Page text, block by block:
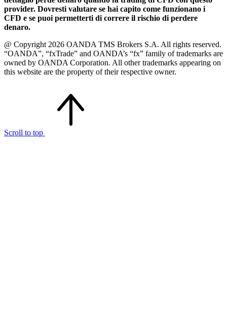
provider. Dovresti valutare se hai capito come funzionano i
CFD e se puoi permetterti di correre il rischio di perdere
denaro.
@ Copyright 2026 OANDA TMS Brokers S.A. All rights reserved.
“OANDA”, “fxTrade” and OANDA’s “fx” family of trademarks are
owned by OANDA Corporation. All other trademarks appearing on
this website are the property of their respective owner.
Scroll to top